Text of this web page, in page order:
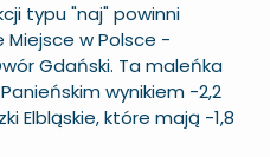
typu "naj" powinni
Miejsce w Polsce -
Gdański. Ta maleńka
wynikiem -2,2
Elbląskie, które mają -1,8